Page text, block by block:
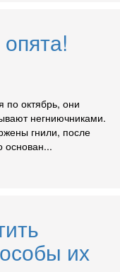
по октябрь, они
негниючниками.
гнили, после
основан...
их